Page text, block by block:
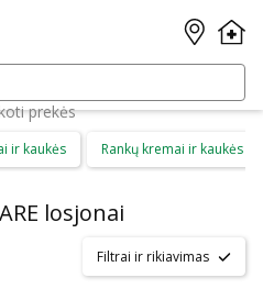
prekės
ir kaukės Rankų kremai ir kaukės
losjonai
Filtrai ir rikiavimas